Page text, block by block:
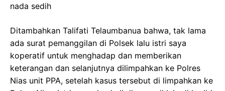
nada sedih
Ditambahkan Talifati Telaumbanua bahwa, tak lama
ada surat pemanggilan di Polsek lalu istri saya
koperatif untuk menghadap dan memberikan
keterangan dan selanjutnya dilimpahkan ke Polres
Nias unit PPA, setelah kasus tersebut di limpahkan ke